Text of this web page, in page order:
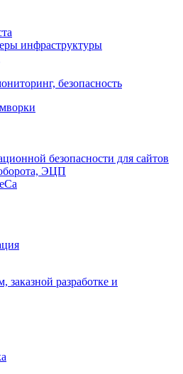
инфраструктуры
безопасность
безопасности для сайтов
ЭЦП
заказной разработке и